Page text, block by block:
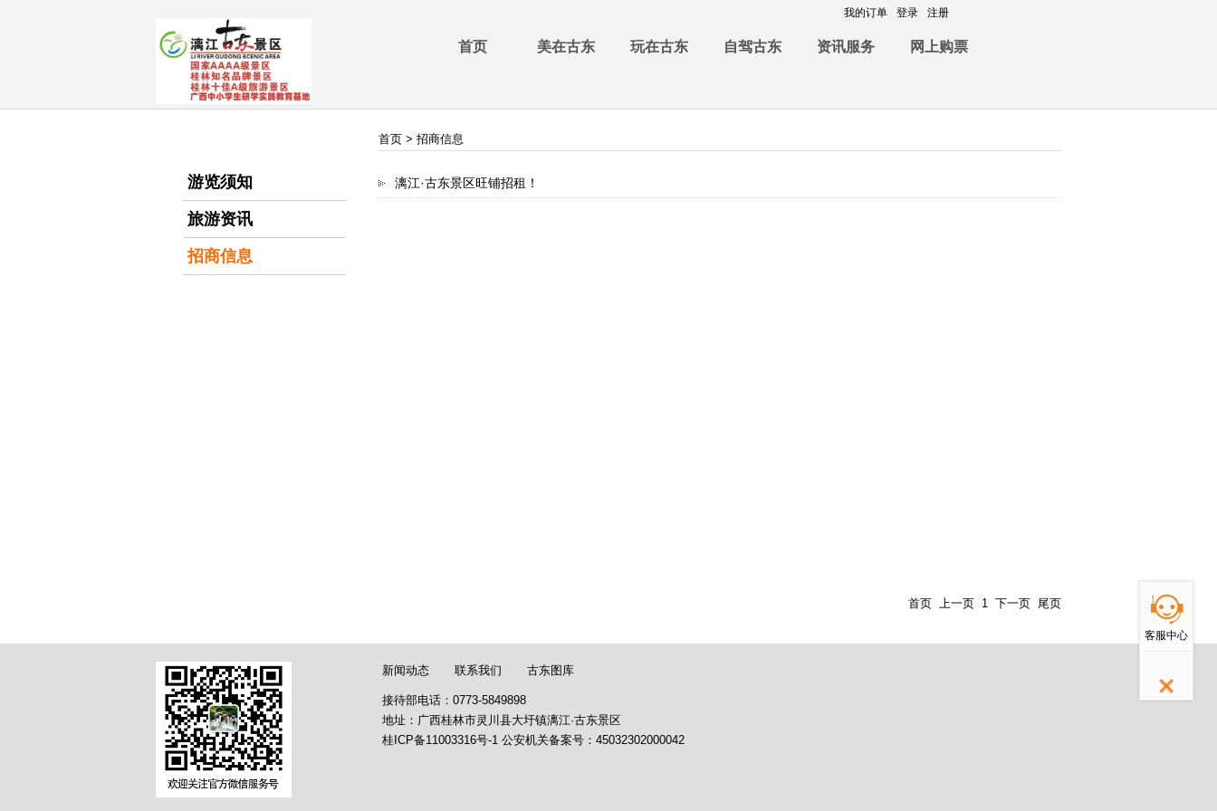
我的订单 登录 注册
首页 美在古东 玩在古东 自驾古东 资讯服务 网上购票
游览须知
旅游资讯
招商信息
首页 > 招商信息
漓江·古东景区旺铺招租！
首页 上一页 1 下一页 尾页
新闻动态 联系我们 古东图库
接待部电话：0773-5849898
地址：广西桂林市灵川县大圩镇漓江·古东景区
桂ICP备11003316号-1 公安机关备案号： 45032302000042
客服中心